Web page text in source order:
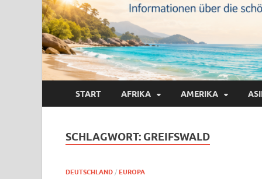
START AFRIKA AMERIKA
SCHLAGWORT: GREIFSWALD
DEUTSCHLAND / EUROPA